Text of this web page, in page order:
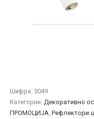
Шифра: 5049
Категории: Декоративно
ПРОМОЦИЈА Рефлектори